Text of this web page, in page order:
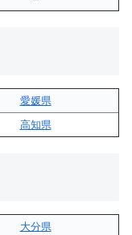
愛媛県
高知県
大分県